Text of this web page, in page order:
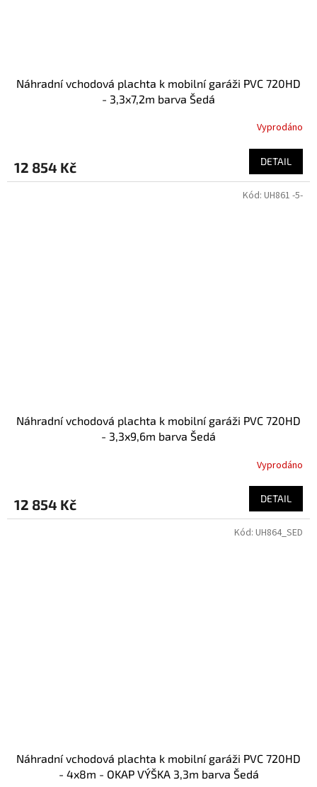
Náhradní vchodová plachta k mobilní garáži PVC 720HD
- 3,3x7,2m barva Šedá
Vyprodáno
12 854 Kč DETAIL
Náhradní vchodová plachta k mobilní garáži PVC 720HD
- 3,3x9,6m barva Šedá
Vyprodáno
12 854 Kč DETAIL
Kód: UH861 -5-
Náhradní vchodová plachta k mobilní garáži PVC 720HD
- 4x8m - OKAP VÝŠKA 3,3m barva Šedá
Kód: UH864_SED